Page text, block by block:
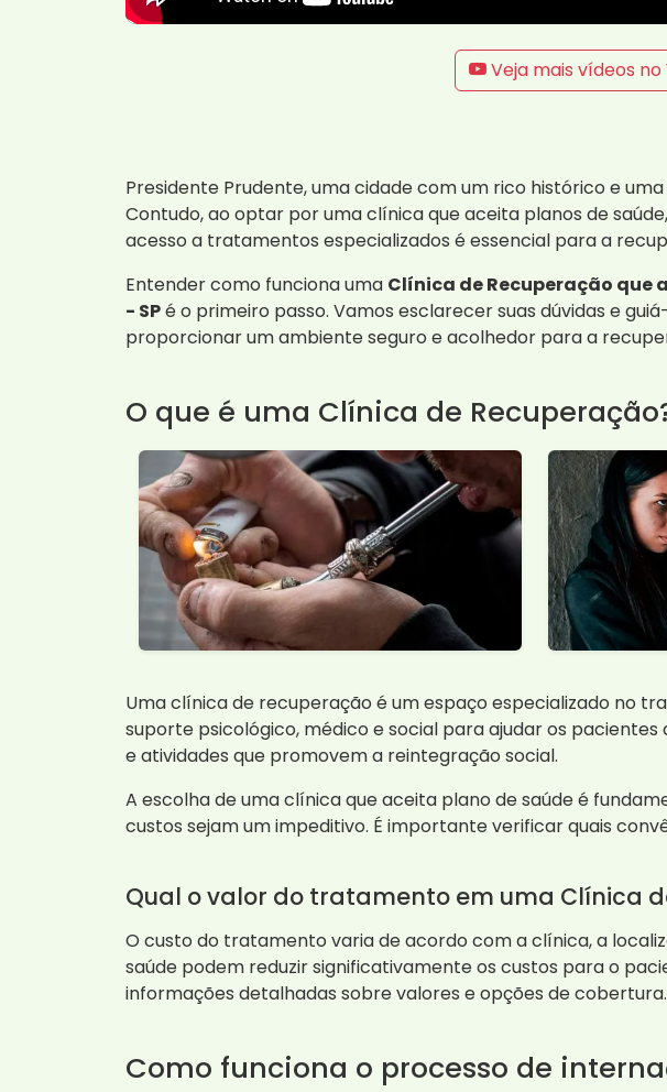
Veja mais vídeos
Presidente Prudente, uma cidade com um rico histórico e
Contudo, ao optar por uma clínica que aceita planos de
acesso a tratamentos especializados é essencial para a
Entender como funciona uma Clínica de Recuperação que
- SPé o primeiro passo. Vamos esclarecer suas dúvidas e
proporcionar um ambiente seguro e acolhedor para a
O que é uma Clínica de
Uma clínica de recuperação é um espaço especializado no
suporte psicológico, médico e social para ajudar os
e atividades que promovem a reintegração social.
A escolha de uma clínica que aceita plano de saúde é
custos sejam um impeditivo. É importante verificar quais
Qual o valor do tratamento em uma Clínica
O custo do tratamento varia de acordo com a clínica, a
saúde podem reduzir significativamente os custos para o
informações detalhadas sobre valores e opções de cobertura.
Como funciona o processo de